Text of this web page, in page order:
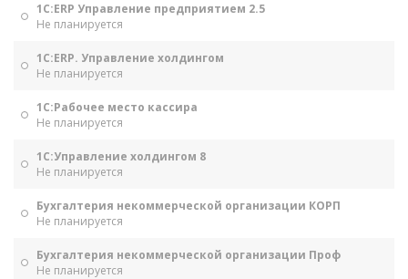
1С:ERP Управление предприятием 2.5
Не планируется
1С:ERP. Управление холдингом
Не планируется
1С:Рабочее место кассира
Не планируется
1С:Управление холдингом 8
Не планируется
Бухгалтерия некоммерческой организации КОРП
Не планируется
Бухгалтерия некоммерческой организации Проф
Не планируется